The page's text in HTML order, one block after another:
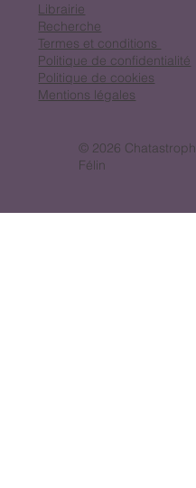
Librairie
Recherche
Termes et conditions
Politique de confidentialité
Politique de cookies
Mentions légales
© 2026
Félin